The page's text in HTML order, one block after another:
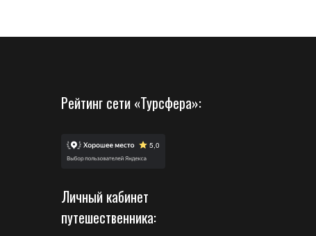
Рейтинг сети «Турсфера»:
Личный кабинет
путешественника: